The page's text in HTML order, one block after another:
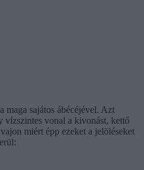
maga sajátos ábécéjével. Azt
vízszintes vonal a kivonást, kettő
miért épp ezeket a jelöléseket